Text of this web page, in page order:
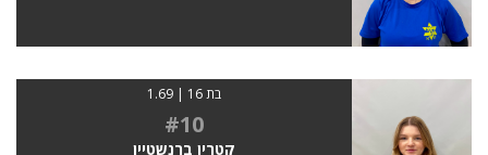
בת 16 | 1.69
#10
קטרין ברנשטיין